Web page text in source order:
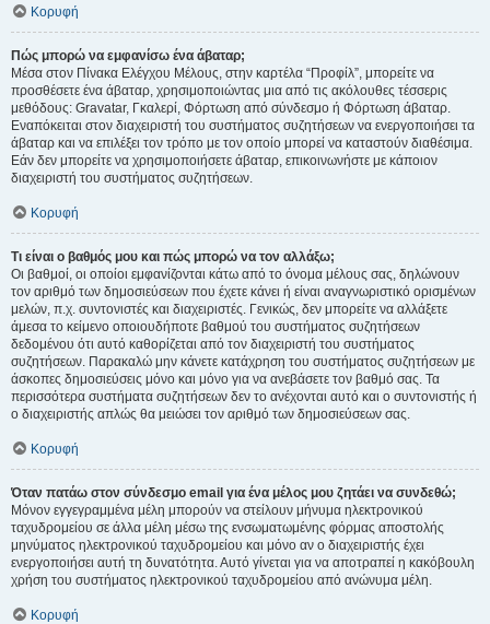
Κορυφή
Πώς μπορώ να εμφανίσω ένα άβαταρ;
Μέσα στον Πίνακα Ελέγχου Μέλους, στην καρτέλα “Προφίλ”, μπορείτε να
προσθέσετε ένα άβαταρ, χρησιμοποιώντας μια από τις ακόλουθες τέσσερις
μεθόδους: Gravatar, Γκαλερί, Φόρτωση από σύνδεσμο ή Φόρτωση άβαταρ.
Εναπόκειται στον διαχειριστή του συστήματος συζητήσεων να ενεργοποιήσει τα
άβαταρ και να επιλέξει τον τρόπο με τον οποίο μπορεί να καταστούν διαθέσιμα.
Εάν δεν μπορείτε να χρησιμοποιήσετε άβαταρ, επικοινωνήστε με κάποιον
διαχειριστή του συστήματος συζητήσεων.
Κορυφή
Τι είναι ο βαθμός μου και πώς μπορώ να τον αλλάξω;
Οι βαθμοί, οι οποίοι εμφανίζονται κάτω από το όνομα μέλους σας, δηλώνουν
τον αριθμό των δημοσιεύσεων που έχετε κάνει ή είναι αναγνωριστικό ορισμένων
μελών, π.χ. συντονιστές και διαχειριστές. Γενικώς, δεν μπορείτε να αλλάξετε
άμεσα το κείμενο οποιουδήποτε βαθμού του συστήματος συζητήσεων
δεδομένου ότι αυτό καθορίζεται από τον διαχειριστή του συστήματος
συζητήσεων. Παρακαλώ μην κάνετε κατάχρηση του συστήματος συζητήσεων με
άσκοπες δημοσιεύσεις μόνο και μόνο για να ανεβάσετε τον βαθμό σας. Τα
περισσότερα συστήματα συζητήσεων δεν το ανέχονται αυτό και ο συντονιστής ή
ο διαχειριστής απλώς θα μειώσει τον αριθμό των δημοσιεύσεων σας.
Κορυφή
Όταν πατάω στον σύνδεσμο email για ένα μέλος μου ζητάει να συνδεθώ;
Μόνον εγγεγραμμένα μέλη μπορούν να στείλουν μήνυμα ηλεκτρονικού
ταχυδρομείου σε άλλα μέλη μέσω της ενσωματωμένης φόρμας αποστολής
μηνύματος ηλεκτρονικού ταχυδρομείου και μόνο αν ο διαχειριστής έχει
ενεργοποιήσει αυτή τη δυνατότητα. Αυτό γίνεται για να αποτραπεί η κακόβουλη
χρήση του συστήματος ηλεκτρονικού ταχυδρομείου από ανώνυμα μέλη.
Κορυφή